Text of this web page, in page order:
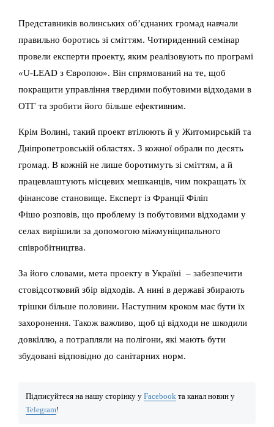
Представників волинських об’єднаних громад навчали
правильно боротись зі сміттям. Чотириденний семінар
провели експерти проекту, яким реалізовують по програмі
«U-LEAD з Європою». Він спрямований на те, щоб
покращити управління твердими побутовими відходами в
ОТГ та зробити його більше ефективним.
Крім Волині, такий проект втілюють й у Житомирській та
Дніпропетровській областях. З кожної обрали по десять
громад. В кожній не лише боротимуть зі сміттям, а й
працевлаштують місцевих мешканців, чим покращать їх
фінансове становище. Експерт із Франції Філіп
Фішо розповів, що проблему із побутовими відходами у
селах вирішили за допомогою міжмуніципального
співробітництва.
За його словами, мета проекту в Україні – забезпечити
стовідсотковий збір відходів. А нині в державі збирають
трішки більше половини. Наступним кроком має бути їх
захоронення. Також важливо, щоб ці відходи не шкодили
довкіллю, а потрапляли на полігони, які мають бути
збудовані відповідно до санітарних норм.
Підписуйтеся на нашу сторінку у Facebook та канал новин у
Telegram!